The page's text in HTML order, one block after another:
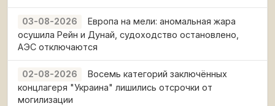
03-08-2026
Европа на мели: аномальная жара
осушила Рейн и Дунай, судоходство остановлено,
АЭС отключаются
02-08-2026
Восемь категорий заключённых
концлагеря "Украина" лишились отсрочки от
могилизации